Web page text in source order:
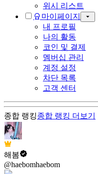
위시 리스트
마이페이지
내 프로필
나의 활동
코인 및 결제
멤버십 관리
계정 설정
차단 목록
고객 센터
종합 랭킹종합 랭킹 더보기
해봄
@haebomhaebom